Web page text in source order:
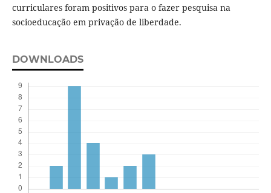
curriculares foram positivos para o fazer pesquisa na
socioeducação em privação de liberdade.
DOWNLOADS